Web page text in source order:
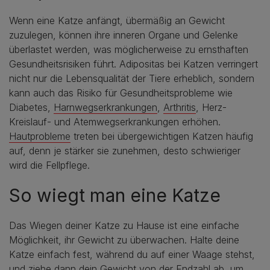
Wenn eine Katze anfängt, übermäßig an Gewicht
zuzulegen, können ihre inneren Organe und Gelenke
überlastet werden, was möglicherweise zu ernsthaften
Gesundheitsrisiken führt. Adipositas bei Katzen verringert
nicht nur die Lebensqualität der Tiere erheblich, sondern
kann auch das Risiko für Gesundheitsprobleme wie
Diabetes, Harnwegserkrankungen Arthritis , Herz-
Kreislauf- und Atemwegserkrankungen erhöhen.
Hautprobleme treten bei übergewichtigen Katzen häufig
auf, denn je stärker sie zunehmen, desto schwieriger
wird die Fellpflege.
So wiegt man eine Katze
Das Wiegen deiner Katze zu Hause ist eine einfache
Möglichkeit, ihr Gewicht zu überwachen. Halte deine
Katze einfach fest, während du auf einer Waage stehst,